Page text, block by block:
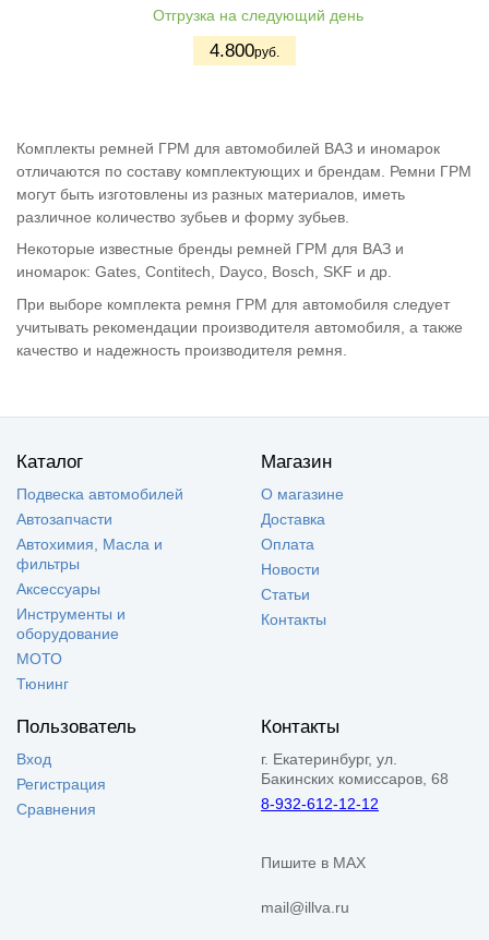
Отгрузка на следующий день
4.800руб.
Комплекты ремней ГРМ для автомобилей ВАЗ и иномарок
отличаются по составу комплектующих и брендам. Ремни ГРМ
могут быть изготовлены из разных материалов, иметь
различное количество зубьев и форму зубьев.
Некоторые известные бренды ремней ГРМ для ВАЗ и
иномарок: Gates, Contitech, Dayco, Bosch, SKF и др.
При выборе комплекта ремня ГРМ для автомобиля следует
учитывать рекомендации производителя автомобиля, а также
качество и надежность производителя ремня.
Каталог
Подвеска автомобилей
Автозапчасти
Автохимия, Масла и
фильтры
Аксессуары
Инструменты и
оборудование
МОТО
Тюнинг
Магазин
О магазине
Доставка
Оплата
Новости
Статьи
Контакты
Пользователь
Вход
Регистрация
Сравнения
Контакты
г. Екатеринбург, ул.
Бакинских комиссаров, 68
8-932-612-12-12
Пишите в MAX
mail@illva.ru